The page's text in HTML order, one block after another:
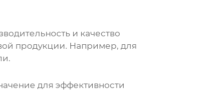
и качество
продукции. Например, для
для эффективности